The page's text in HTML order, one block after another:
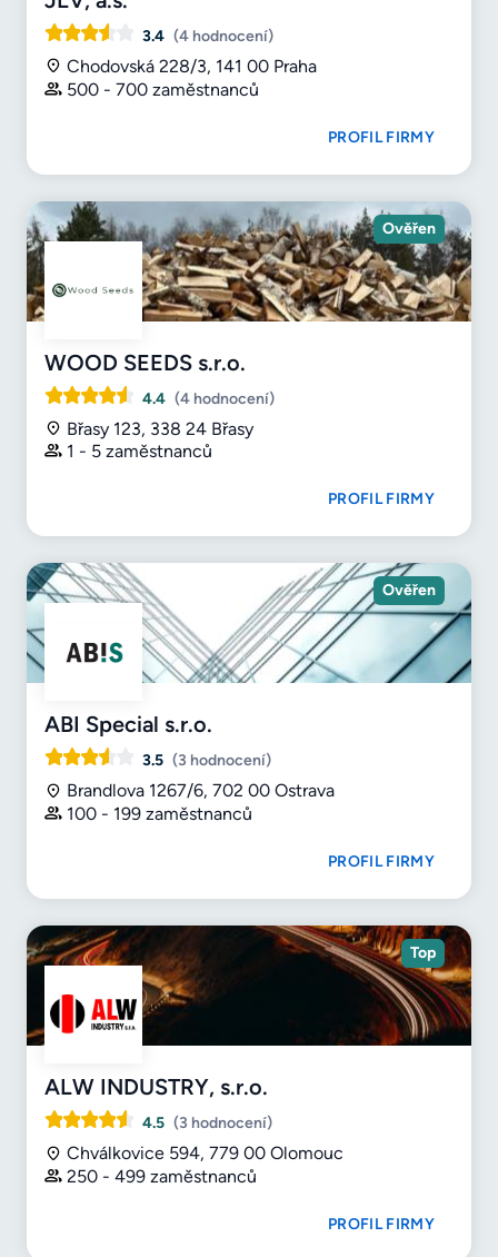
3.4 (4 hodnocení)
Chodovská 228/3, 141 00 Praha
500 - 700 zaměstnanců
PROFIL FIRMY
Ověřen
WOOD SEEDS s.r.o.
4.4 (4 hodnocení)
Břasy 123, 338 24 Břasy
1 - 5 zaměstnanců
PROFIL FIRMY
Ověřen
ABI Special s.r.o.
3.5 (3 hodnocení)
Brandlova 1267/6, 702 00 Ostrava
100 - 199 zaměstnanců
PROFIL FIRMY
Top
ALW INDUSTRY, s.r.o.
4.5 (3 hodnocení)
Chválkovice 594, 779 00 Olomouc
250 - 499 zaměstnanců
PROFIL FIRMY